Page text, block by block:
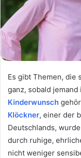
Es gibt Themen, die
ganz, sobald
Kinderwunsch
Klöckner, einer der
Deutschlands,
durch ruhige,
nicht weniger